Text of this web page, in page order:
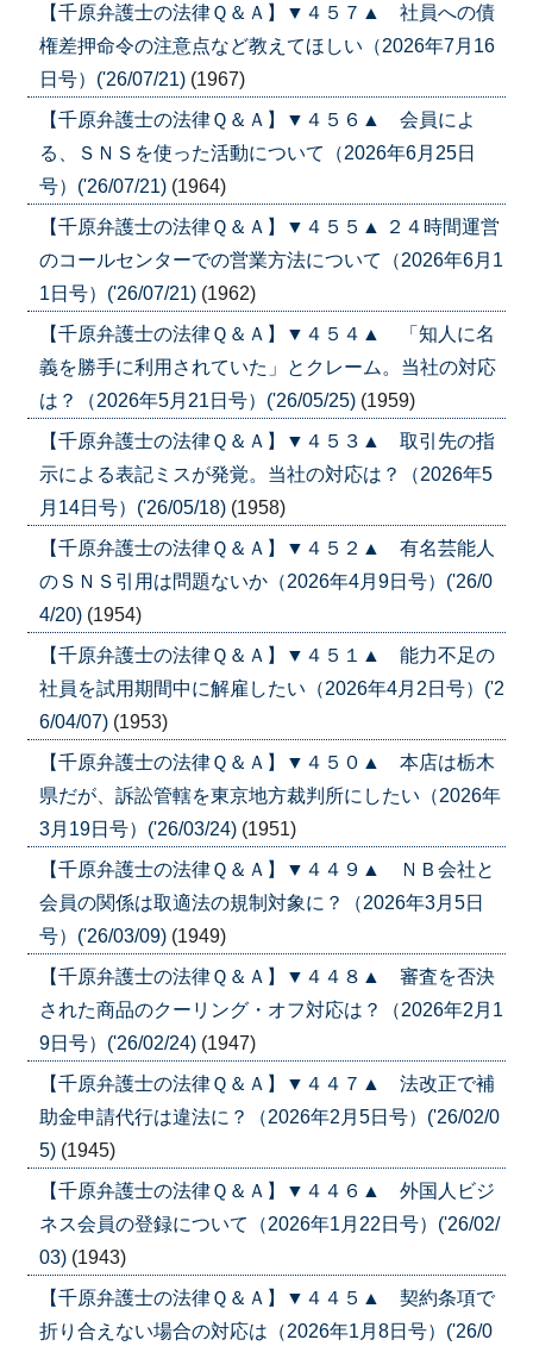
【千原弁護士の法律Ｑ＆Ａ】▼４５７▲ 社員への債
権差押命令の注意点など教えてほしい（2026年7月16
日号）('26/07/21) (1967)
【千原弁護士の法律Ｑ＆Ａ】▼４５６▲ 会員によ
る、ＳＮＳを使った活動について（2026年6月25日
号）('26/07/21) (1964)
【千原弁護士の法律Ｑ＆Ａ】▼４５５▲ ２４時間運営
のコールセンターでの営業方法について（2026年6月1
1日号）('26/07/21) (1962)
【千原弁護士の法律Ｑ＆Ａ】▼４５４▲ 「知人に名
義を勝手に利用されていた」とクレーム。当社の対応
は？（2026年5月21日号）('26/05/25) (1959)
【千原弁護士の法律Ｑ＆Ａ】▼４５３▲ 取引先の指
示による表記ミスが発覚。当社の対応は？（2026年5
月14日号）('26/05/18) (1958)
【千原弁護士の法律Ｑ＆Ａ】▼４５２▲ 有名芸能人
のＳＮＳ引用は問題ないか（2026年4月9日号）('26/0
4/20) (1954)
【千原弁護士の法律Ｑ＆Ａ】▼４５１▲ 能力不足の
社員を試用期間中に解雇したい（2026年4月2日号）('2
6/04/07) (1953)
【千原弁護士の法律Ｑ＆Ａ】▼４５０▲ 本店は栃木
県だが、訴訟管轄を東京地方裁判所にしたい（2026年
3月19日号）('26/03/24) (1951)
【千原弁護士の法律Ｑ＆Ａ】▼４４９▲ ＮＢ会社と
会員の関係は取適法の規制対象に？（2026年3月5日
号）('26/03/09) (1949)
【千原弁護士の法律Ｑ＆Ａ】▼４４８▲ 審査を否決
された商品のクーリング・オフ対応は？（2026年2月1
9日号）('26/02/24) (1947)
【千原弁護士の法律Ｑ＆Ａ】▼４４７▲ 法改正で補
助金申請代行は違法に？（2026年2月5日号）('26/02/0
5) (1945)
【千原弁護士の法律Ｑ＆Ａ】▼４４６▲ 外国人ビジ
ネス会員の登録について（2026年1月22日号）('26/02/
03) (1943)
【千原弁護士の法律Ｑ＆Ａ】▼４４５▲ 契約条項で
折り合えない場合の対応は（2026年1月8日号）('26/0